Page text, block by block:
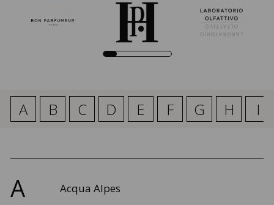
A B C D E F G H I
A
Acqua Alpes